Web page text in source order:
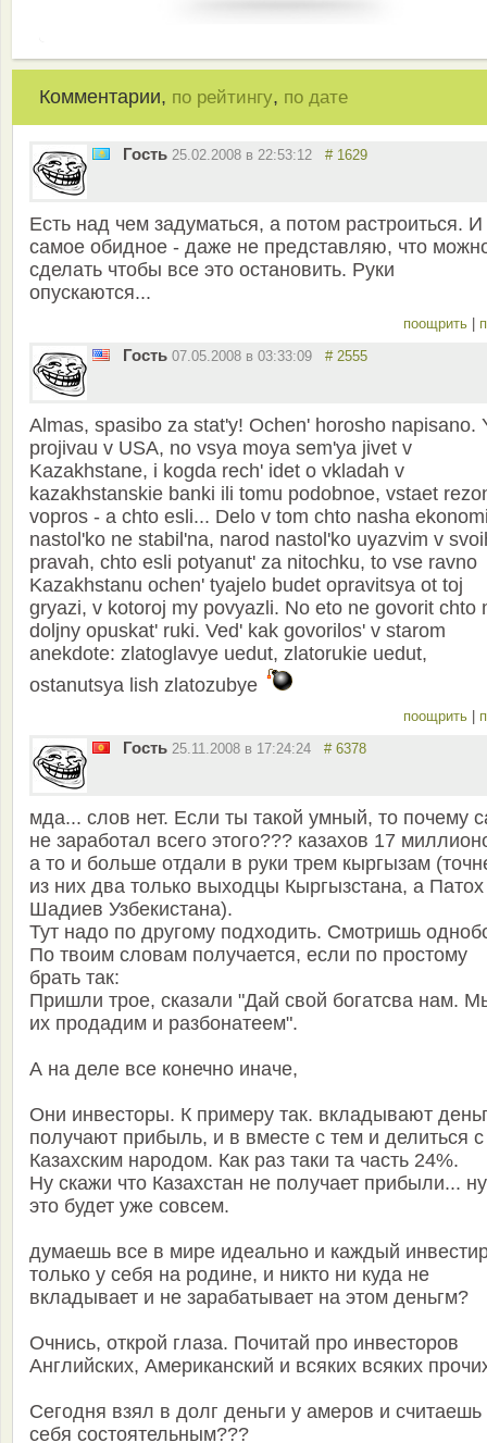
Комментарии, по рейтингу, по дате
Гость 25.02.2008 в 22:53:12 # 1629
Есть над чем задуматься, а потом растроиться. И
самое обидное - даже не представляю, что
сделать чтобы все это остановить. Руки
опускаются...
поощрить
Гость 07.05.2008 в 03:33:09 # 2555
Almas, spasibo za stat'y! Ochen' horosho napisano.
projivau v USA, no vsya moya sem'ya jivet v
Kazakhstane, i kogda rech' idet o vkladah v
kazakhstanskie banki ili tomu podobnoe, vstaet
vopros - a chto esli... Delo v tom chto nasha
nastol'ko ne stabil'na, narod nastol'ko uyazvim v
pravah, chto esli potyanut' za nitochku, to vse ravno
Kazakhstanu ochen' tyajelo budet opravitsya ot toj
gryazi, v kotoroj my povyazli. No eto ne govorit chto
doljny opuskat' ruki. Ved' kak govorilos' v starom
anekdote: zlatoglavye uedut, zlatorukie uedut,
ostanutsya lish zlatozubye
поощрить
Гость 25.11.2008 в 17:24:24 # 6378
мда... слов нет. Если ты такой умный, то почему
не заработал всего этого??? казахов 17
а то и больше отдали в руки трем кыргызам
из них два только выходцы Кыргызстана, а Патох
Шадиев Узбекистана).
Тут надо по другому подходить. Смотришь
По твоим словам получается, если по простому
брать так:
Пришли трое, сказали "Дай свой богатсва нам.
их продадим и разбонатеем".
А на деле все конечно иначе,
Они инвесторы. К примеру так. вкладывают
получают прибыль, и в вместе с тем и делиться с
Казахским народом. Как раз таки та часть 24%.
Ну скажи что Казахстан не получает прибыли... ну
это будет уже совсем.
думаешь все в мире идеально и каждый
только у себя на родине, и никто ни куда не
вкладывает и не зарабатывает на этом деньгм?
Очнись, открой глаза. Почитай про инвесторов
Английских, Американский и всяких всяких
Сегодня взял в долг деньги у амеров и считаешь
себя состоятельным???